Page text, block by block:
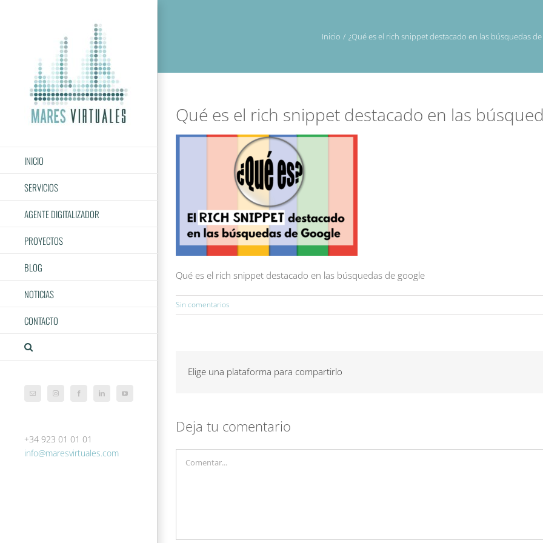
INICIO
SERVICIOS
AGENTE DIGITALIZADOR
PROYECTOS
BLOG
NOTICIAS
CONTACTO
Correo
InstagramFacebookLinkedIn YouTube
+34 923 01 01 01
info@maresvirtuales.com
Inicio ¿Qué es el rich snippet destacado en las búsquedas de
Qué es el rich snippet destacado en las
Qué es el rich snippet destacado en las búsquedas de google
Sin comentarios
Elige una plataforma para compartirlo
Deja tu comentario